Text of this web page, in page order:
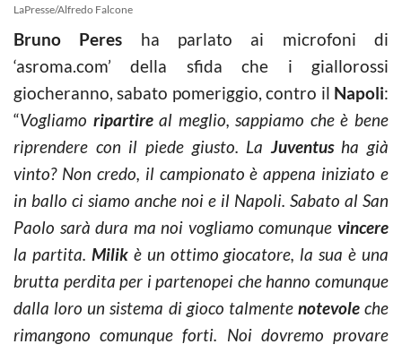
LaPresse/Alfredo Falcone
Bruno Peres ha parlato ai microfoni di
‘asroma.com’ della sfida che i giallorossi
giocheranno, sabato pomeriggio, contro il Napoli:
“Vogliamo ripartireal meglio, sappiamo che è bene
riprendere con il piede giusto. La Juventusha già
vinto? Non credo, il campionato è appena iniziato e
in ballo ci siamo anche noi e il Napoli. Sabato al San
Paolo sarà dura ma noi vogliamo comunque vincere
la partita. Milikè un ottimo giocatore, la sua è una
brutta perdita per i partenopei che hanno comunque
dalla loro un sistema di gioco talmente notevoleche
rimangono comunque forti. Noi dovremo provare